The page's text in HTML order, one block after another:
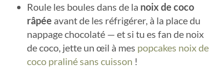
Roule les boules dans de la noix de coco
râpée avant de les réfrigérer, à la place du
nappage chocolaté — et si tu es fan de noix
de coco, jette un œil à mes popcakes noix de
coco praliné sans cuisson !